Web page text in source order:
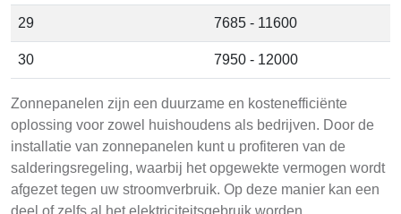
29 7685 - 11600
30 7950 - 12000
Zonnepanelen zijn een duurzame en kostenefficiënte
oplossing voor zowel huishoudens als bedrijven. Door de
installatie van zonnepanelen kunt u profiteren van de
salderingsregeling, waarbij het opgewekte vermogen wordt
afgezet tegen uw stroomverbruik. Op deze manier kan een
deel of zelfs al het elektriciteitsgebruik worden